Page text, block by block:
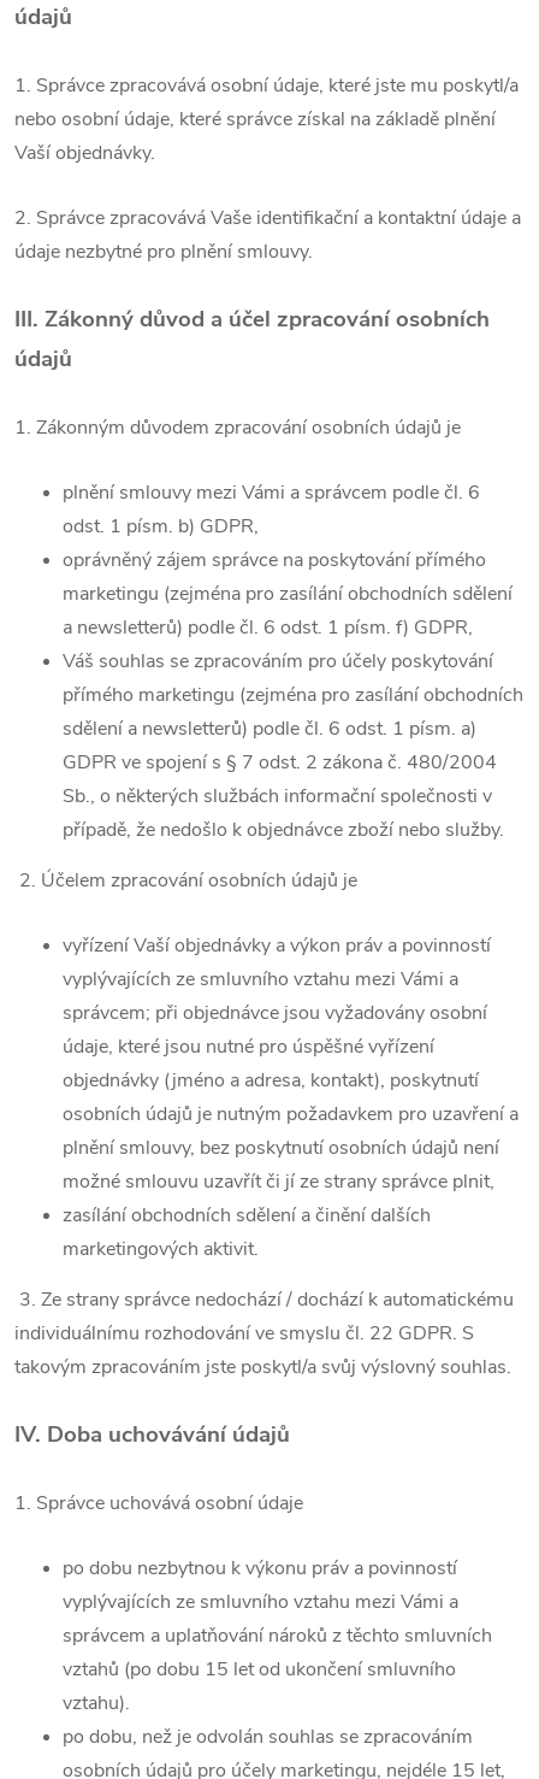
údajů
1. Správce zpracovává osobní údaje, které jste mu poskytl/a
nebo osobní údaje, které správce získal na základě plnění
Vaší objednávky.
2. Správce zpracovává Vaše identifikační a kontaktní údaje a
údaje nezbytné pro plnění smlouvy.
III. Zákonný důvod a účel zpracování osobních
údajů
1. Zákonným důvodem zpracování osobních údajů je
plnění smlouvy mezi Vámi a správcem podle čl. 6
odst. 1 písm. b) GDPR,
oprávněný zájem správce na poskytování přímého
marketingu (zejména pro zasílání obchodních sdělení
a newsletterů) podle čl. 6 odst. 1 písm. f) GDPR,
Váš souhlas se zpracováním pro účely poskytování
přímého marketingu (zejména pro zasílání obchodních
sdělení a newsletterů) podle čl. 6 odst. 1 písm. a)
GDPR ve spojení s § 7 odst. 2 zákona č. 480/2004
Sb., o některých službách informační společnosti v
případě, že nedošlo k objednávce zboží nebo služby.
2. Účelem zpracování osobních údajů je
vyřízení Vaší objednávky a výkon práv a povinností
vyplývajících ze smluvního vztahu mezi Vámi a
správcem; při objednávce jsou vyžadovány osobní
údaje, které jsou nutné pro úspěšné vyřízení
objednávky (jméno a adresa, kontakt), poskytnutí
osobních údajů je nutným požadavkem pro uzavření a
plnění smlouvy, bez poskytnutí osobních údajů není
možné smlouvu uzavřít či jí ze strany správce plnit,
zasílání obchodních sdělení a činění dalších
marketingových aktivit.
3. Ze strany správce nedochází / dochází k automatickému
individuálnímu rozhodování ve smyslu čl. 22 GDPR. S
takovým zpracováním jste poskytl/a svůj výslovný souhlas.
IV. Doba uchovávání údajů
1. Správce uchovává osobní údaje
po dobu nezbytnou k výkonu práv a povinností
vyplývajících ze smluvního vztahu mezi Vámi a
správcem a uplatňování nároků z těchto smluvních
vztahů (po dobu 15 let od ukončení smluvního
vztahu).
po dobu, než je odvolán souhlas se zpracováním
osobních údajů pro účely marketingu, nejdéle 15 let,